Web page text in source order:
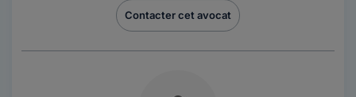
Contacter cet avocat